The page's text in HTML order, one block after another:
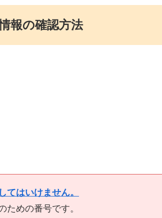
報の確認方法
てはいけません。
ための番号です。